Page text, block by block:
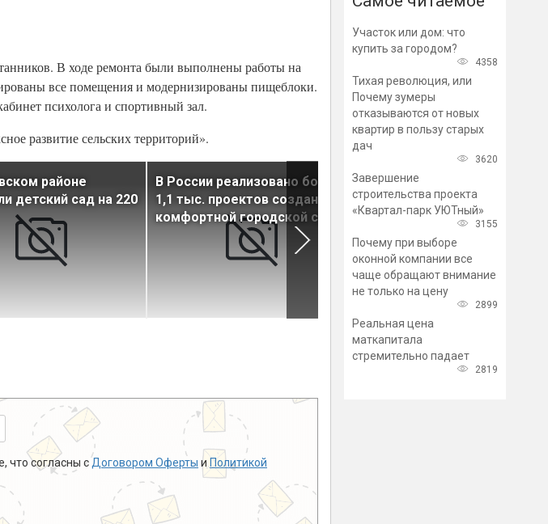
В ходе ремонта были выполнены работы на
все помещения и модернизированы пищеблоки.
психолога и спортивный зал.
развитие сельских территорий».
районе
детский сад на 220
В России реализовано более
1,1 тыс. проектов создания
комфортной городской среды
В Василеостровском районе
построили школу на 825
что согласны с Договором Оферты и Политикой
Участок или дом: что
купить за городом?
4358
Тихая революция, или
Почему зумеры
отказываются от новых
квартир в пользу старых
дач
3620
Завершение
строительства проекта
«Квартал-парк УЮТный»
3155
Почему при выборе
оконной компании все
чаще обращают внимание
не только на цену
2899
Реальная цена
маткапитала
стремительно падает
2819